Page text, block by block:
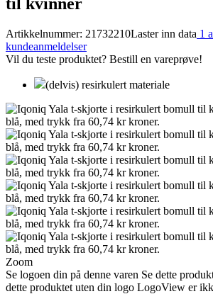
Artikkelnummer: 21732210Laster inn data 1
kundeanmeldelser
Vil du teste produktet? Bestill en vareprøve!
(delvis) resirkulert materiale
Zoom
Se logoen din på denne varen Se dette
dette produktet uten din logo LogoView er